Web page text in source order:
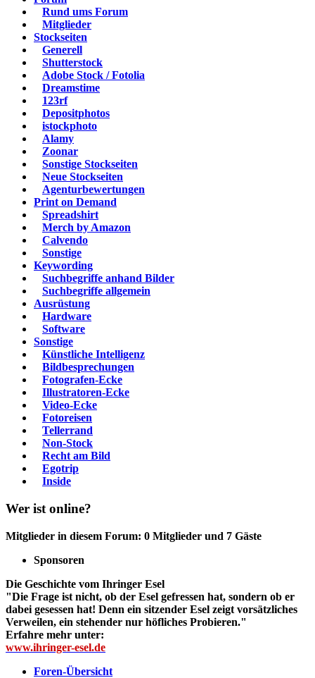
Rund ums Forum
Mitglieder
Stockseiten
Generell
Shutterstock
Adobe Stock / Fotolia
Dreamstime
123rf
Depositphotos
istockphoto
Alamy
Zoonar
Sonstige Stockseiten
Neue Stockseiten
Agenturbewertungen
Print on Demand
Spreadshirt
Merch by Amazon
Calvendo
Sonstige
Keywording
Suchbegriffe anhand Bilder
Suchbegriffe allgemein
Ausrüstung
Hardware
Software
Sonstige
Künstliche Intelligenz
Bildbesprechungen
Fotografen-Ecke
Illustratoren-Ecke
Video-Ecke
Fotoreisen
Tellerrand
Non-Stock
Recht am Bild
Egotrip
Inside
Wer ist online?
Mitglieder in diesem Forum: 0 Mitglieder und 7 Gäste
Sponsoren
Die Geschichte vom Ihringer Esel
"Die Frage ist nicht, ob der Esel gefressen hat, sondern ob er
dabei gesessen hat! Denn ein sitzender Esel zeigt vorsätzliches
Verweilen, ein stehender nur höfliches Probieren."
Erfahre mehr unter:
www.ihringer-esel.de
Foren-Übersicht